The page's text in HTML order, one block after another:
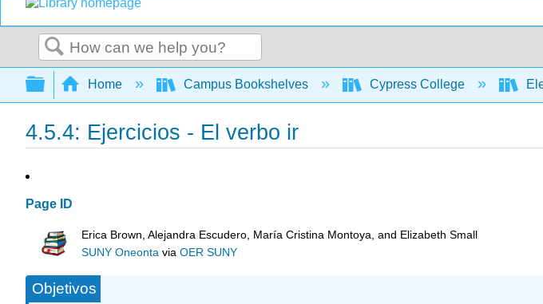
Search
Expand/collapse global hierarchy
Home Campus Bookshelves Cypress College
4.5.4: Ejercicios - El verbo ir
Page ID
Erica Brown, Alejandra Escudero, María Cristina Montoya, and Elizabeth Small
SUNY Oneonta viaOER SUNY
Objetivos